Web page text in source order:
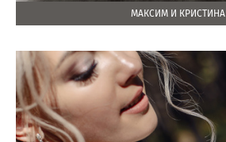
МАКСИМ И КРИСТИНА